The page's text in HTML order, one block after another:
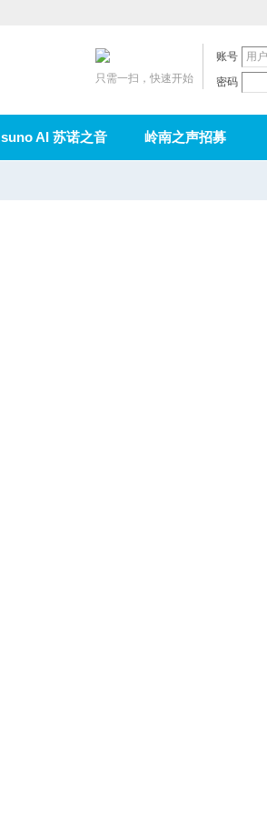
账号
密码
只需一扫，快速开始
suno AI 苏诺之音 岭南之声招募